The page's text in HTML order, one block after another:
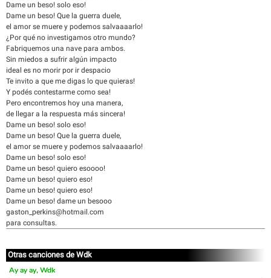
Dame un beso! solo eso!
Dame un beso! Que la guerra duele,
el amor se muere y podemos salvaaaarlo!
¿Por qué no investigamos otro mundo?
Fabriquemos una nave para ambos.
Sin miedos a sufrir algún impacto
ideal es no morir por ir despacio
Te invito a que me digas lo que quieras!
Y podés contestarme como sea!
Pero encontremos hoy una manera,
de llegar a la respuesta más sincera!
Dame un beso! solo eso!
Dame un beso! Que la guerra duele,
el amor se muere y podemos salvaaaarlo!
Dame un beso! solo eso!
Dame un beso! quiero esoooo!
Dame un beso! quiero eso!
Dame un beso! quiero eso!
Dame un beso! dame un besooo
gaston_perkins@hotmail.com
para consultas.
Otras canciones de Wdk
Ay ay ay, Wdk